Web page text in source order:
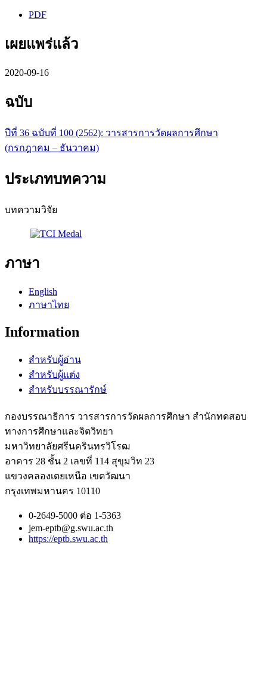
PDF
เผยแพร่แล้ว
2020-09-16
ฉบับ
ปีที่ 36 ฉบับที่ 100 (2562): วารสารการวัดผลการศึกษา
(กรกฎาคม – ธันวาคม)
ประเภทบทความ
บทความวิจัย
ภาษา
English
ภาษาไทย
Information
สำหรับผู้อ่าน
สำหรับผู้แต่ง
สำหรับบรรณารักษ์
กองบรรณาธิการ วารสารการวัดผลการศึกษา สำนักทดสอบ
ทางการศึกษาและจิตวิทยา
มหาวิทยาลัยศรีนครินทรวิโรฒ
อาคาร 28 ชั้น 2 เลขที่ 114 สุขุมวิท 23
แขวงคลองเตยเหนือ เขตวัฒนา
กรุงเทพมหานคร 10110
0-2649-5000 ต่อ 1-5363
jem-eptb@g.swu.ac.th
https://eptb.swu.ac.th